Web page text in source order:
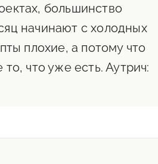
большинство
начинают с холодных
плохие, а потому что
что уже есть. Аутрич: